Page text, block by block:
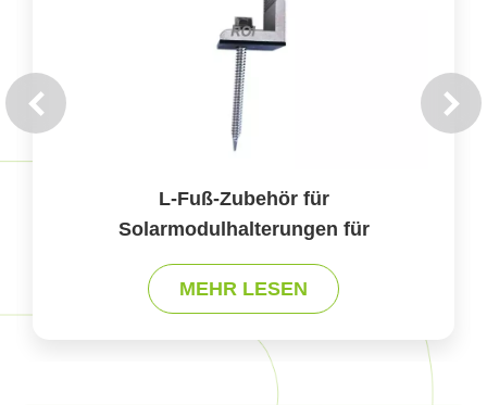
L-Fuß-Zubehör für
Solarmodulhalterungen für
verschiedene Dachtypen
MEHR LESEN